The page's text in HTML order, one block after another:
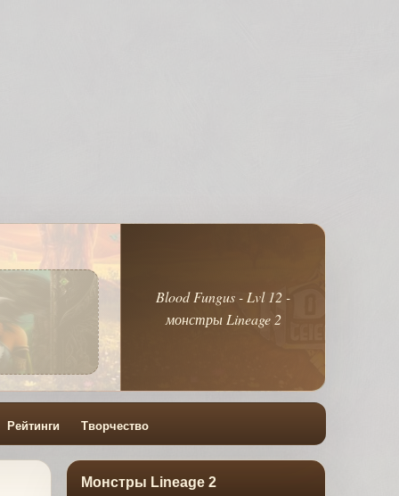
Blood Fungus - Lvl 12 -
монстры Lineage 2
Рейтинги Творчество
Монстры Lineage 2